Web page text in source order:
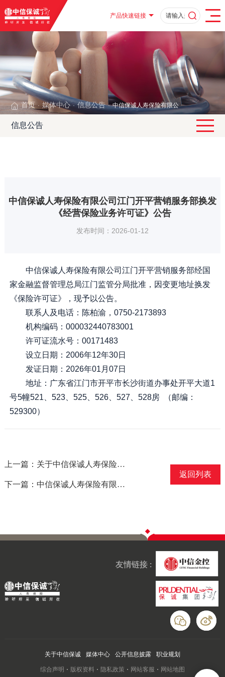
产品快速链接
首页 · 媒体中心 · 信息公告 · 中信保诚人寿保险有限公司江门开平营销
信息公告
中信保诚人寿保险有限公司江门开平营销服务部换发
《经营保险业务许可证》公告
发布时间：2026-01-12
中信保诚人寿保险有限公司江门开平营销服务部经国
家金融监督管理总局江门监管分局批准，因变更地址换发
《保险许可证》，现予以公告。
联系人及电话：陈柏渝，0750-2173893
机构编码：000032440783001
许可证流水号：00171483
设立日期：2006年12年30日
发证日期：2026年01月07日
地址：广东省江门市开平市长沙街道办事处开平大道1
号5幢521、523、525、526、527、528房 （邮编：
529300）
上一篇：关于中信保诚人寿保险有限公司换发保险许可证公告
下一篇：中信保诚人寿保险有限公司保定中心支公司高阳营销服务部撤销公告
返回列表
友情链接 :
关于中信保诚 媒体中心 公开信息披露 职业规划
综合声明 版权资料 隐私政策 网站客服 网站地图